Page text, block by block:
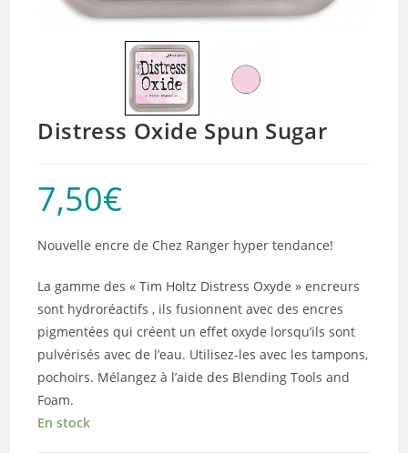
Distress Oxide Spun Sugar
7,50€
Nouvelle encre de Chez Ranger hyper tendance!
La gamme des « Tim Holtz Distress Oxyde » encreurs
sont hydroréactifs , ils fusionnent avec des encres
pigmentées qui créent un effet oxyde lorsqu’ils sont
pulvérisés avec de l’eau. Utilisez-les avec les tampons,
pochoirs. Mélangez à l’aide des Blending Tools and
Foam.
En stock